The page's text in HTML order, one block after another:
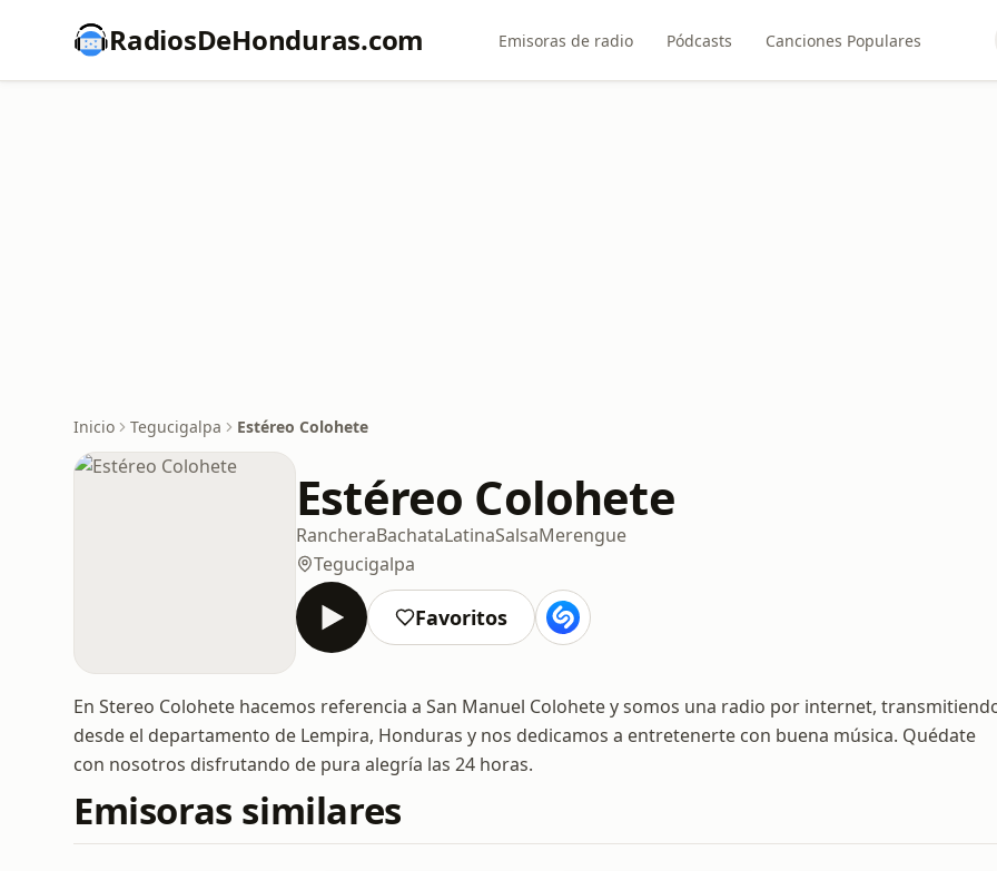
RadiosDeHonduras.com Emisoras de radio Pódcasts Canciones Populares
Inicio Tegucigalpa Estéreo Colohete
Estéreo Colohete
RancheraBachataLatinaSalsaMerengue
Tegucigalpa
Favoritos
En Stereo Colohete hacemos referencia a San Manuel Colohete y somos una radio por internet,
desde el departamento de Lempira, Honduras y nos dedicamos a entretenerte con buena música. Quédate
con nosotros disfrutando de pura alegría las 24 horas.
Emisoras similares